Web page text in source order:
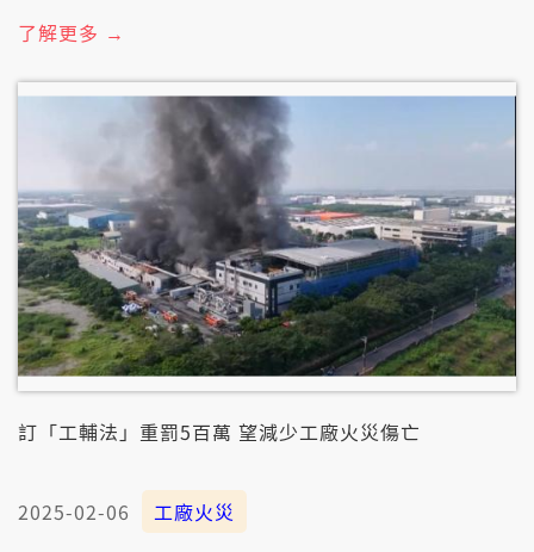
支援，佳哉無人著傷。也因為火災的烏煙四界飛，提醒
附近民眾，莫開窗仔門，而且上好是掛喙罨。
了解更多 →
訂「工輔法」重罰5百萬 望減少工廠火災傷亡
2025-02-06 工廠火災